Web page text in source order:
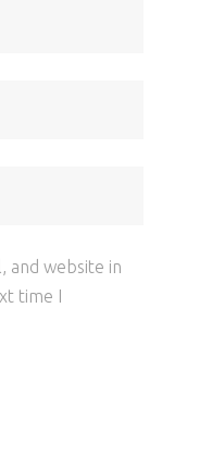
and website in
time I